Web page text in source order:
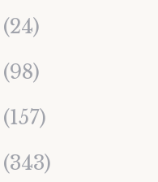
(24)
(98)
(157)
(343)